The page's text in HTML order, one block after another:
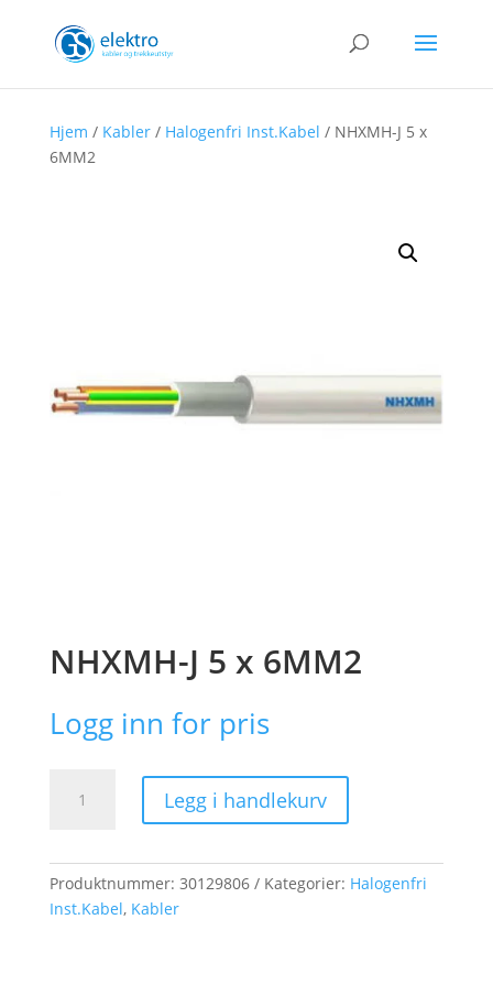
Hjem / Kabler/ Halogenfri Inst.Kabel / NHXMH-J 5 x
6MM2
NHXMH-J 5 x 6MM2
Logg inn for pris
6MM2
antall
Legg i handlekurv
Produktnummer: 30129806 Kategorier: Halogenfri
Inst.Kabel, Kabler